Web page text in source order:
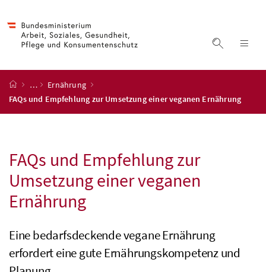
Suche
Startseite
…
Ernährung
FAQs und Empfehlung zur Umsetzung einer veganen Ernährung
FAQs und Empfehlung zur
Umsetzung einer veganen
Ernährung
Eine bedarfsdeckende vegane Ernährung
erfordert eine gute Ernährungskompetenz und